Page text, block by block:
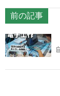
前の記事